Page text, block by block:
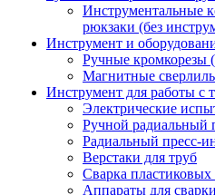
Инструментальные
рюкзаки (без
Инструмент и
Ручные кромкорезы
Магнитные
Инструмент для работы с
Электрические
Ручной радиальный
Радиальный пресс-
Верстаки для труб
Сварка пластиковых
Аппараты для